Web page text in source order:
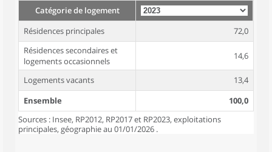
Catégorie de logement
Résidences principales
72,0
Résidences secondaires et
logements occasionnels
14,6
Logements vacants
13,4
Ensemble
100,0
Sources : Insee, RP2012, RP2017 et RP2023, exploitations
principales, géographie au 01/01/2026 .